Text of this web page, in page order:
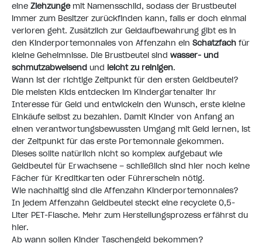
eine Ziehzungemit Namensschild, sodass der Brustbeutel
immer zum Besitzer zurückfinden kann, falls er doch einmal
verloren geht. Zusätzlich zur Geldaufbewahrung gibt es in
den Kinderportemonnaies von Affenzahn ein Schatzfach für
kleine Geheimnisse. Die Brustbeutel sind wasser- und
schmutzabweisend und leicht zu reinigen.
Wann ist der richtige Zeitpunkt für den ersten Geldbeutel?
Die meisten Kids entdecken im Kindergartenalter ihr
Interesse für Geld und entwickeln den Wunsch, erste kleine
Einkäufe selbst zu bezahlen. Damit Kinder von Anfang an
einen verantwortungsbewussten Umgang mit Geld lernen, ist
der Zeitpunkt für das erste Portemonnaie gekommen.
Dieses sollte natürlich nicht so komplex aufgebaut wie
Geldbeutel für Erwachsene – schließlich sind hier noch keine
Fächer für Kreditkarten oder Führerschein nötig.
Wie nachhaltig sind die Affenzahn Kinderportemonnaies?
In jedem Affenzahn Geldbeutel steckt eine recyclete 0,5-
Liter PET-Flasche. Mehr zum Herstellungsprozess erfährst du
hier.
Ab wann sollen Kinder Taschengeld bekommen?